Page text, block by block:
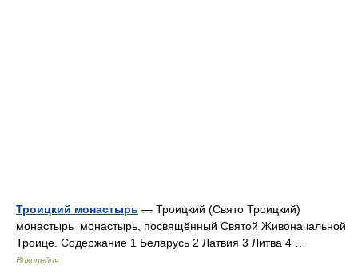
Троицкий монастырь — Троицкий (Свято Троицкий)
монастырь монастырь, посвящённый Святой Живоначальной
Троице. Содержание 1 Беларусь 2 Латвия 3 Литва 4 …
Википедия